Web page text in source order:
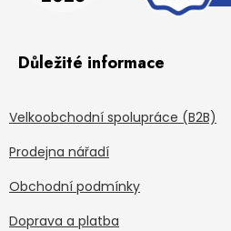
Důležité informace
Velkoobchodní spolupráce (B2B)
Prodejna nářadí
Obchodní podmínky
Doprava a platba